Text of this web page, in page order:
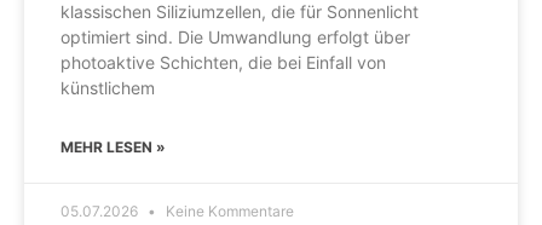
klassischen Siliziumzellen, die für Sonnenlicht
optimiert sind. Die Umwandlung erfolgt über
photoaktive Schichten, die bei Einfall von
künstlichem
MEHR LESEN »
05.07.2026 Keine Kommentare